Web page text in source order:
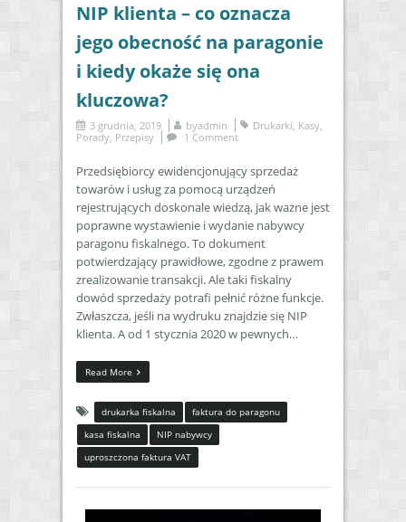
NIP klienta – co oznacza
jego obecność na paragonie
i kiedy okaże się ona
kluczowa?
3 grudnia, 2019 byadmin Drukarki, Kasy,
Porady, Przepisy 1 Comment
Przedsiębiorcy ewidencjonujący sprzedaż
towarów i usług za pomocą urządzeń
rejestrujących doskonale wiedzą, jak ważne jest
poprawne wystawienie i wydanie nabywcy
paragonu fiskalnego. To dokument
potwierdzający prawidłowe, zgodne z prawem
zrealizowanie transakcji. Ale taki fiskalny
dowód sprzedaży potrafi pełnić różne funkcje.
Zwłaszcza, jeśli na wydruku znajdzie się NIP
klienta. A od 1 stycznia 2020 w pewnych…
Read More
drukarka fiskalna
faktura do paragonu
kasa fiskalna
NIP nabywcy
uproszczona faktura VAT